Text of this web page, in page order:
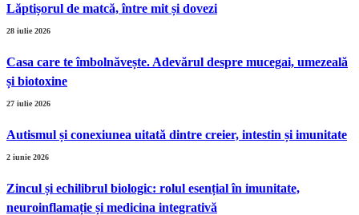
Lăptișorul de matcă, între mit și dovezi
28 iulie 2026
Casa care te îmbolnăvește. Adevărul despre mucegai, umezeală
și biotoxine
27 iulie 2026
Autismul și conexiunea uitată dintre creier, intestin și imunitate
2 iunie 2026
Zincul și echilibrul biologic: rolul esențial în imunitate,
neuroinflamație și medicina integrativă